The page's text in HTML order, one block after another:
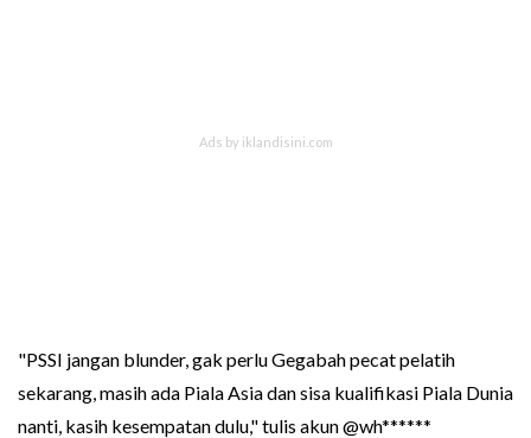
"PSSI jangan blunder, gak perlu Gegabah pecat pelatih
sekarang, masih ada Piala Asia dan sisa kualifikasi Piala Dunia
nanti, kasih kesempatan dulu," tulis akun @wh******